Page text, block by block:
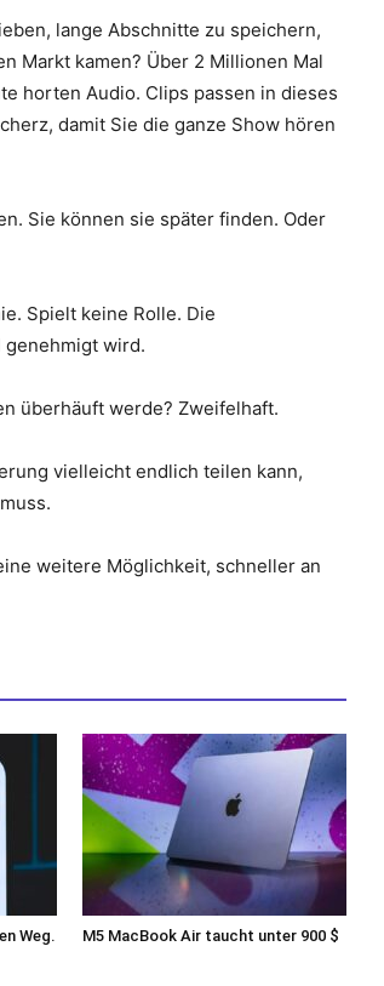
lange Abschnitte zu speichern,
Markt kamen? Über 2 Millionen Mal
horten Audio. Clips passen in dieses
damit Sie die ganze Show hören
Sie können sie später finden. Oder
Spielt keine Rolle. Die
genehmigt wird.
überhäuft werde? Zweifelhaft.
vielleicht endlich teilen kann,
weitere Möglichkeit, schneller an
Weg. M5 MacBook Air taucht unter 900 $